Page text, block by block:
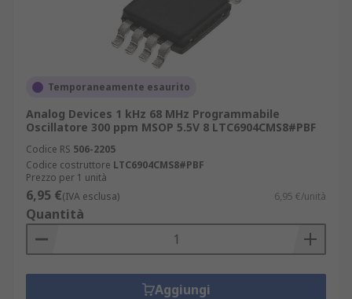
La stabilità di questi clock programmati è simile a
quella degli oscillatori standard.
Temporaneamente esaurito
Analog Devices 1 kHz 68 MHz Programmabile
Oscillatore 300 ppm MSOP 5.5V 8 LTC6904CMS8#PBF
Codice RS 506-2205
Codice costruttore LTC6904CMS8#PBF
Prezzo per 1 unità
6,95 €(IVA esclusa) 6,95 €/unità
Quantità
Aggiungi